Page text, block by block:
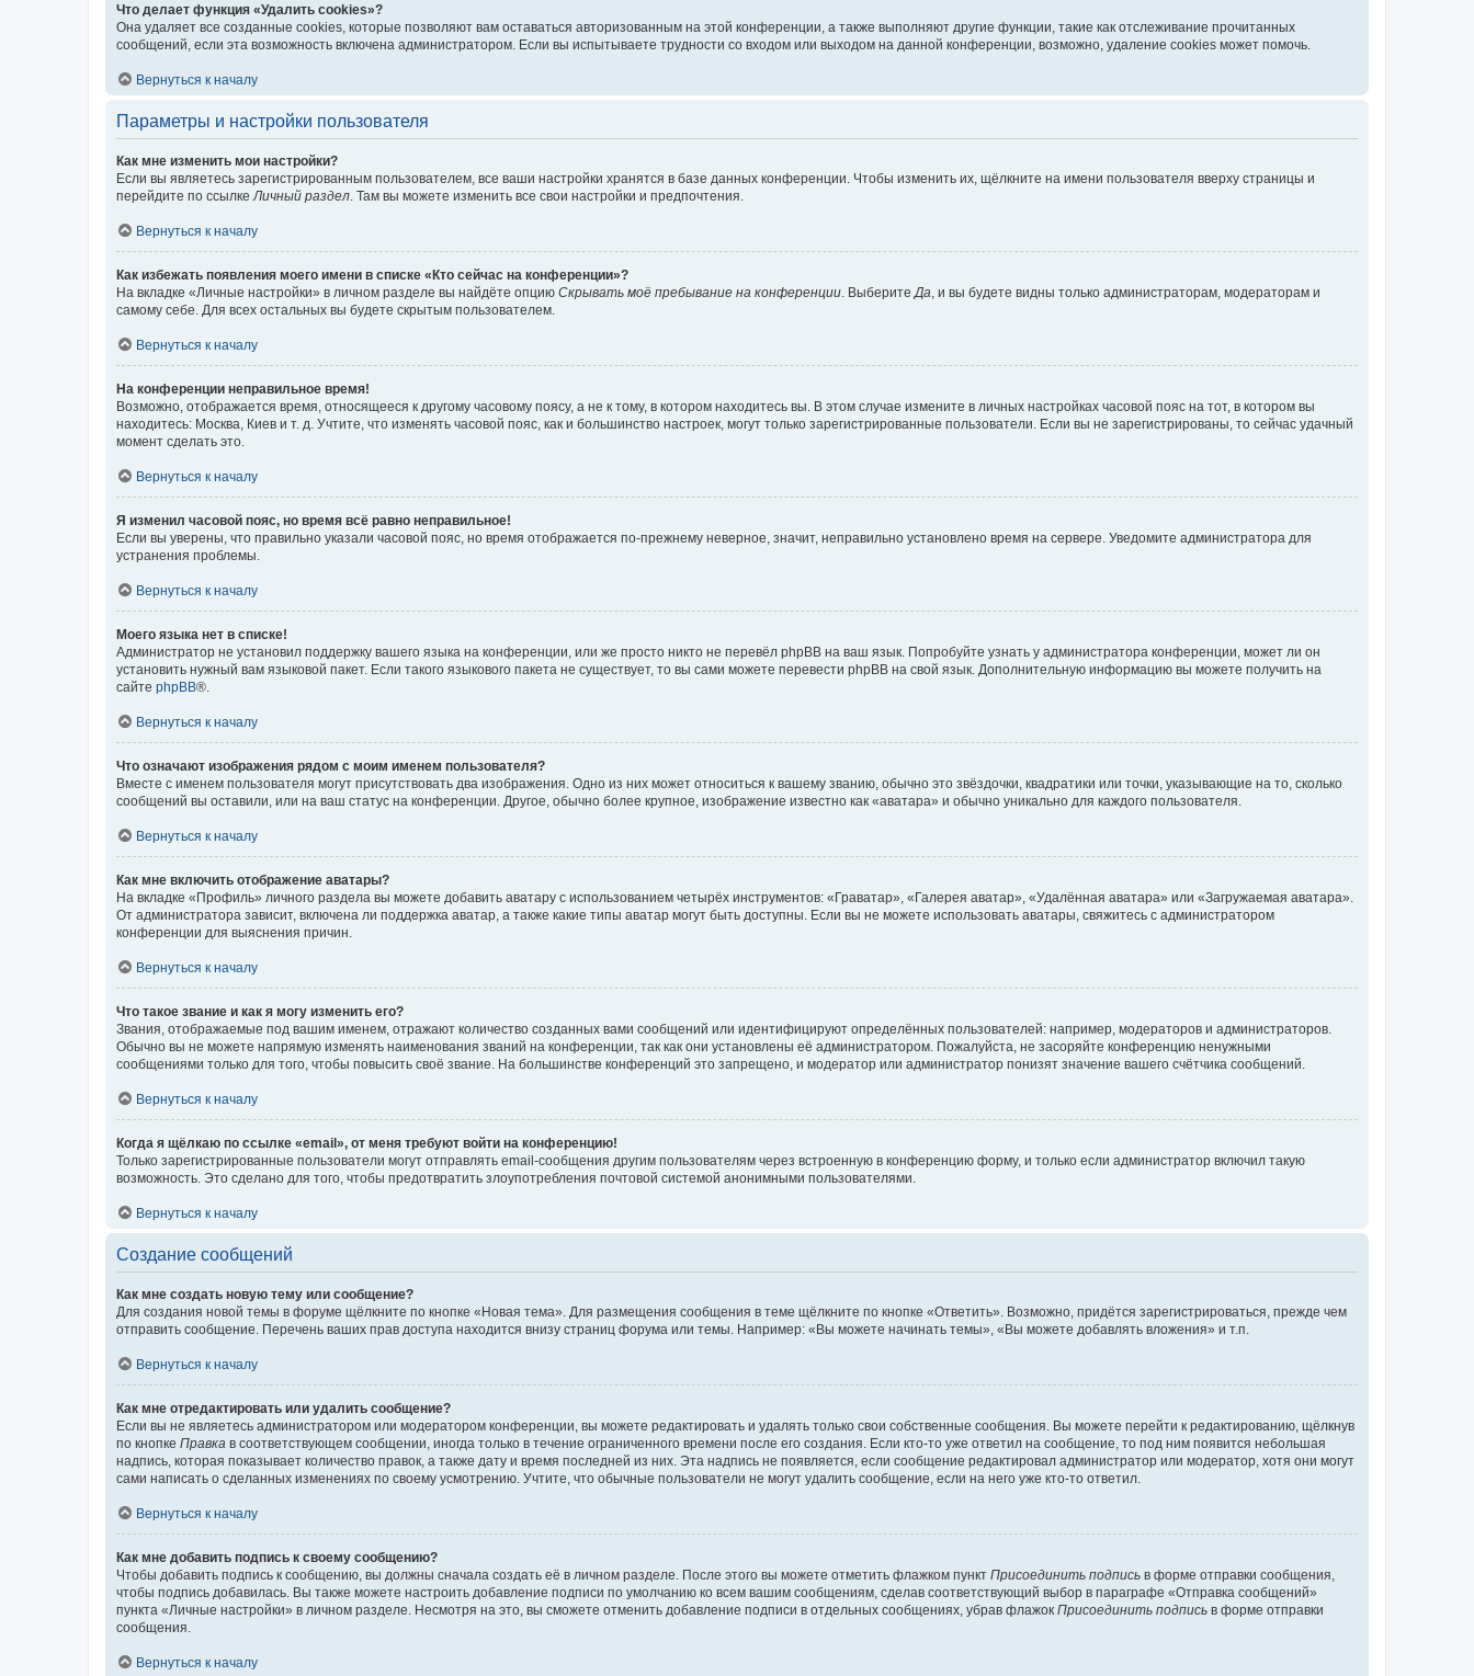
Что делает функция «Удалить cookies»?
Она удаляет все созданные cookies, которые позволяют вам оставаться авторизованным на этой конференции, а также выполняют другие функции, такие как отслеживание прочитанных
сообщений, если эта возможность включена администратором. Если вы испытываете трудности со входом или выходом на данной конференции, возможно, удаление cookies может помочь.
Вернуться к началу
Параметры и настройки пользователя
Как мне изменить мои настройки?
Если вы являетесь зарегистрированным пользователем, все ваши настройки хранятся в базе данных конференции. Чтобы изменить их, щёлкните на имени пользователя вверху страницы и
перейдите по ссылке Личный раздел . Там вы можете изменить все свои настройки и предпочтения.
Вернуться к началу
Как избежать появления моего имени в списке «Кто сейчас на конференции»?
На вкладке «Личные настройки» в личном разделе вы найдёте опцию Скрывать моё пребывание на конференции . Выберите Да , и вы будете видны только администраторам, модераторам и
самому себе. Для всех остальных вы будете скрытым пользователем.
Вернуться к началу
На конференции неправильное время!
Возможно, отображается время, относящееся к другому часовому поясу, а не к тому, в котором находитесь вы. В этом случае измените в личных настройках часовой пояс на тот, в котором вы
находитесь: Москва, Киев и т. д. Учтите, что изменять часовой пояс, как и большинство настроек, могут только зарегистрированные пользователи. Если вы не зарегистрированы, то сейчас удачный
момент сделать это.
Вернуться к началу
Я изменил часовой пояс, но время всё равно неправильное!
Если вы уверены, что правильно указали часовой пояс, но время отображается по-прежнему неверное, значит, неправильно установлено время на сервере. Уведомите администратора для
устранения проблемы.
Вернуться к началу
Моего языка нет в списке!
Администратор не установил поддержку вашего языка на конференции, или же просто никто не перевёл phpBB на ваш язык. Попробуйте узнать у администратора конференции, может ли он
установить нужный вам языковой пакет. Если такого языкового пакета не существует, то вы сами можете перевести phpBB на свой язык. Дополнительную информацию вы можете получить на
сайте phpBB®.
Вернуться к началу
Что означают изображения рядом с моим именем пользователя?
Вместе с именем пользователя могут присутствовать два изображения. Одно из них может относиться к вашему званию, обычно это звёздочки, квадратики или точки, указывающие на то, сколько
сообщений вы оставили, или на ваш статус на конференции. Другое, обычно более крупное, изображение известно как «аватара» и обычно уникально для каждого пользователя.
Вернуться к началу
Как мне включить отображение аватары?
На вкладке «Профиль» личного раздела вы можете добавить аватару с использованием четырёх инструментов: «Граватар», «Галерея аватар», «Удалённая аватара» или «Загружаемая аватара».
От администратора зависит, включена ли поддержка аватар, а также какие типы аватар могут быть доступны. Если вы не можете использовать аватары, свяжитесь с администратором
конференции для выяснения причин.
Вернуться к началу
Что такое звание и как я могу изменить его?
Звания, отображаемые под вашим именем, отражают количество созданных вами сообщений или идентифицируют определённых пользователей: например, модераторов и администраторов.
Обычно вы не можете напрямую изменять наименования званий на конференции, так как они установлены её администратором. Пожалуйста, не засоряйте конференцию ненужными
сообщениями только для того, чтобы повысить своё звание. На большинстве конференций это запрещено, и модератор или администратор понизят значение вашего счётчика сообщений.
Вернуться к началу
Когда я щёлкаю по ссылке «email», от меня требуют войти на конференцию!
Только зарегистрированные пользователи могут отправлять email-сообщения другим пользователям через встроенную в конференцию форму, и только если администратор включил такую
возможность. Это сделано для того, чтобы предотвратить злоупотребления почтовой системой анонимными пользователями.
Вернуться к началу
Создание сообщений
Как мне создать новую тему или сообщение?
Для создания новой темы в форуме щёлкните по кнопке «Новая тема». Для размещения сообщения в теме щёлкните по кнопке «Ответить». Возможно, придётся зарегистрироваться, прежде чем
отправить сообщение. Перечень ваших прав доступа находится внизу страниц форума или темы. Например: «Вы можете начинать темы», «Вы можете добавлять вложения» и т.п.
Вернуться к началу
Как мне отредактировать или удалить сообщение?
Если вы не являетесь администратором или модератором конференции, вы можете редактировать и удалять только свои собственные сообщения. Вы можете перейти к редактированию, щёлкнув
по кнопке Правка в соответствующем сообщении, иногда только в течение ограниченного времени после его создания. Если кто-то уже ответил на сообщение, то под ним появится небольшая
надпись, которая показывает количество правок, а также дату и время последней из них. Эта надпись не появляется, если сообщение редактировал администратор или модератор, хотя они могут
сами написать о сделанных изменениях по своему усмотрению. Учтите, что обычные пользователи не могут удалить сообщение, если на него уже кто-то ответил.
Вернуться к началу
Как мне добавить подпись к своему сообщению?
Чтобы добавить подпись к сообщению, вы должны сначала создать её в личном разделе. После этого вы можете отметить флажком пункт Присоединить подпись в форме отправки сообщения,
чтобы подпись добавилась. Вы также можете настроить добавление подписи по умолчанию ко всем вашим сообщениям, сделав соответствующий выбор в параграфе «Отправка сообщений»
пункта «Личные настройки» в личном разделе. Несмотря на это, вы сможете отменить добавление подписи в отдельных сообщениях, убрав флажок Присоединить подпись в форме отправки
сообщения.
Вернуться к началу